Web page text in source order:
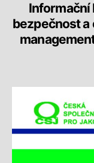
Informační
bezpečnost a